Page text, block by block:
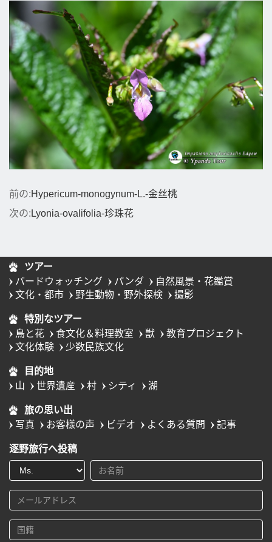
前の:Hypericum-monogynum-L.-金丝桃
次の: Lyonia-ovalifolia-珍珠花
ツアー
バードウォッチング
パンダ
自然風景・花鑑賞
文化・都市
野生動物・野外探検 撮影
特別なツアー
鳥と花
食文化＆料理教室 獣
教育プロジェクト
文化体験
少数民族文化
目的地
山
世界遺産 村 シティ 湖
旅の思い出
写真
お客様の声 ビデオ よくある質問 記事
逐野旅行へ投稿